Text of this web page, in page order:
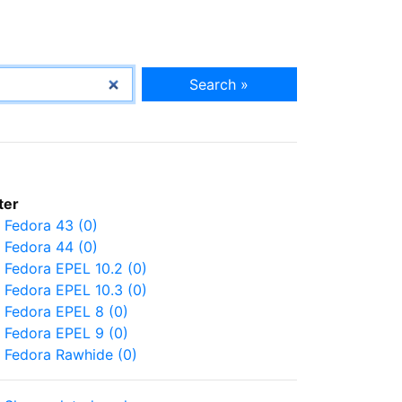
Search »
Fedora 43 (0)
Fedora 44 (0)
Fedora EPEL 10.2 (0)
Fedora EPEL 10.3 (0)
Fedora EPEL 8 (0)
Fedora EPEL 9 (0)
Fedora Rawhide (0)